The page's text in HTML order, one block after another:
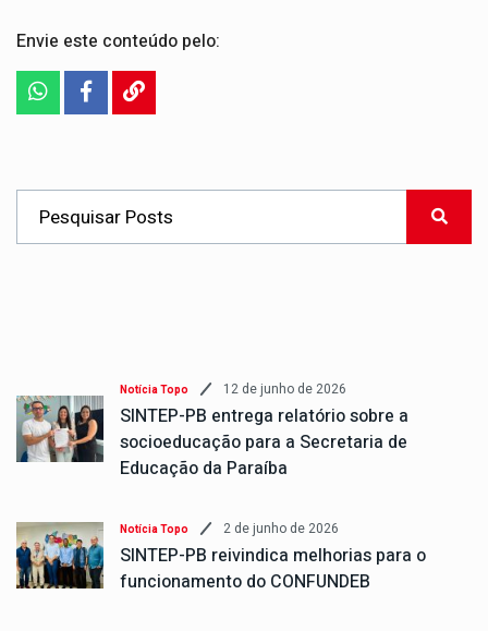
Envie este conteúdo pelo:
Notícia Topo 12 de junho de 2026
SINTEP-PB entrega relatório sobre a
socioeducação para a Secretaria de
Educação da Paraíba
Notícia Topo 2 de junho de 2026
SINTEP-PB reivindica melhorias para o
funcionamento do CONFUNDEB